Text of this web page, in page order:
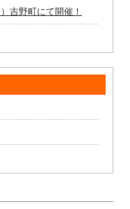
吉野町にて開催！